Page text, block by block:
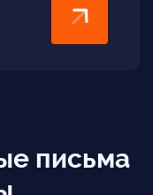
письма